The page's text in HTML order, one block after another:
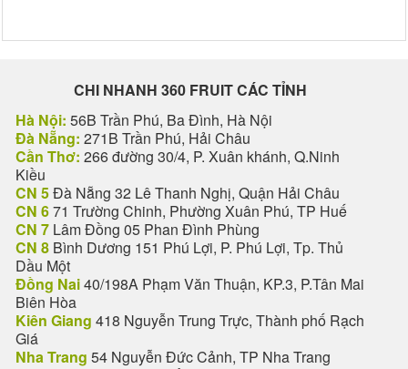
CHI NHANH 360 FRUIT CÁC TỈNH
Hà Nội: 56B Trần Phú, Ba Đình, Hà Nội
Đà Nẵng: 271B Trần Phú, Hải Châu
Cần Thơ: 266 đường 30/4, P. Xuân khánh, Q.Ninh
Kiều
CN 5Đà Nẵng 32 Lê Thanh Nghị, Quận Hải Châu
CN 671 Trường Chinh, Phường Xuân Phú, TP Huế
CN 7 Lâm Đồng 05 Phan Đình Phùng
CN 8 Bình Dương 151 Phú Lợi, P. Phú Lợi, Tp. Thủ
Dầu Một
Đồng Nai40/198A Phạm Văn Thuận, KP.3, P.Tân Mai
Biên Hòa
Kiên Giang 418 Nguyễn Trung Trực, Thành phố Rạch
Giá
Nha Trang 54 Nguyễn Đức Cảnh, TP Nha Trang